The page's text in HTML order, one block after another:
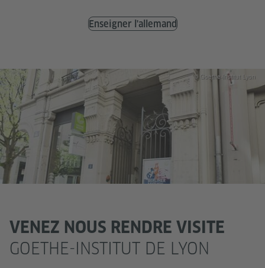
Enseigner l'allemand
VENEZ NOUS RENDRE VISITE
GOETHE-INSTITUT DE LYON
© Goethe-Institut Lyon